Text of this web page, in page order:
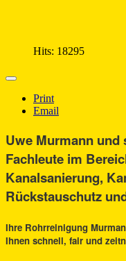
Hits: 18295
Print
Email
Uwe Murmann und
Fachleute im
Kanalsanierung,
Rückstauschutz
Ihre Rohrreinigung
Ihnen schnell, fair und